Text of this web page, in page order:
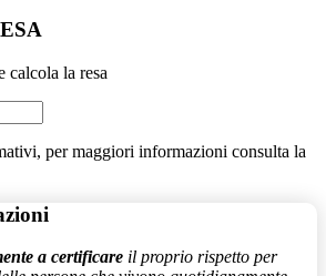
calcola la resa
per maggiori informazioni consulta la
a certificare il proprio rispetto per